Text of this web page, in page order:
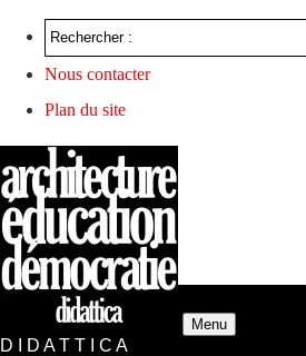
Nous contacter
Plan du site
Menu
D I D A T T I C A